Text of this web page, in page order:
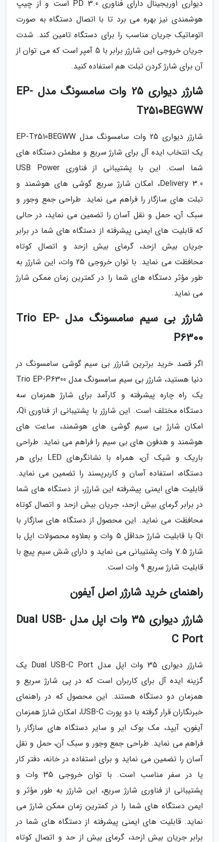
دیواری اوریجینال دارای فناوری PD 3.0 است و از چیپ
هوشمندی نیز بهره می برد تا با اتصال دستگاه به صورت
اتوماتیک جریان مناسب را برای دستگاه تامین کند. شدت
جریان خروجی این شارژر برابر با 5 آمپر است که می توان از
آن برای شارژ کردن تبلت هم استفاده کنید.
شارژر دیواری 25 وات سامسونگ مدل EP-
T2510BEGWW
شارژر دیواری 25 وات سامسونگ مدل EP-T2510BEGWW
یک انتخاب ایده آل برای شارژ سریع و مطمئن دستگاه های
شما است. این با پشتیبانی از فناوری USB Power
Delivery 3.0، امکان شارژ سریع گوشی های هوشمند و
تبلت های سازگار را فراهم می نماید. طراحی جمع وجور و
سبک آن، حمل و نقل آسان را تضمین می نماید، در حالی
که قابلیت های ایمنی پیشرفته از دستگاه های شما در برابر
جریان بیش ازحد، گرمای بیش ازحد و اتصال کوتاه
محافظت می نماید. با توان خروجی 25 وات، این شارژر به
طور مؤثر دستگاه های شما را در کمترین زمان ممکن شارژ
می نماید.
شارژر بی سیم سامسونگ مدل Trio EP-
P6300
اگر قصد خرید برترین شارژر بی سیم گوشی سامسونگ در
دنیا هستید، شارژر بی سیم سامسونگ مدل Trio EP-P6300
یک راه چاره پیشرفته و کارآمد برای شارژ همزمان سه
دستگاه مختلف است. این شارژر با پشتیبانی از فناوری Qi،
امکان شارژ بی سیم گوشی های هوشمند، ساعت های
هوشمند و هدفون های بی سیم را فراهم می نماید. طراحی
باریک و شیک آن، همراه با نشانگرهای LED برای هر
دستگاه، استفاده آسان و کاربرپسند را تضمین می نماید.
قابلیت های ایمنی پیشرفته این شارژر، از دستگاه های شما
در برابر گرمای بیش ازحد، جریان بیش ازحد و اتصال کوتاه
محافظت می نماید. این محصول از دستگاه های سازگار با
Qi با قابلیت شارژ حداقل 5 وات و بعلاوه محصولات اپل با
شارژ 7.5 وات پشتیبانی می نماید و دارای شش سیم پیچ با
قابلیت شارژ سریع 9 وات است.
راهنمای خرید شارژر اصل آیفون
شارژر دیواری 35 وات اپل مدل Dual USB-
C Port
شارژر دیواری 35 وات اپل مدل Dual USB-C Port یک
گزینه ایده آل برای کاربران است که در پی شارژ سریع و
همزمان دو دستگاه هستند. این محصول که در راهنمای
خبرنگاران قرار گرفته با دو پورت USB-C، امکان شارژ همزمان
آیفون، آیپد، مک بوک ایر و سایر دستگاه های سازگار را
فراهم می نماید. طراحی جمع وجور و سبک آن، حمل و نقل
آسان را تضمین می نماید و برای استفاده در خانه، دفتر کار
یا در سفر مناسب است. با توان خروجی 35 وات و
پشتیبانی از فناوری شارژ سریع، این شارژر به طور مؤثر و
ایمن دستگاه های شما را در کمترین زمان ممکن شارژ می
نماید. قابلیت های ایمنی پیشرفته از دستگاه های شما در
برابر جریان بیش ازحد، گرمای بیش از حد و اتصال کوتاه